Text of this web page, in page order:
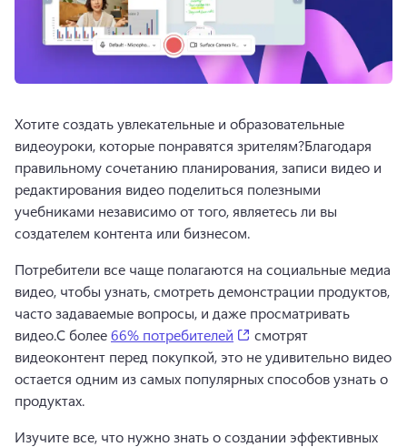
Хотите создать увлекательные и образовательные
видеоуроки, которые понравятся зрителям?Благодаря
правильному сочетанию планирования, записи видео и
редактирования видео поделиться полезными
учебниками независимо от того, являетесь ли вы
создателем контента или бизнесом.
Потребители все чаще полагаются на социальные медиа
видео, чтобы узнать, смотреть демонстрации продуктов,
часто задаваемые вопросы, и даже просматривать
видео.С более 66% потребителей (opens in a new tab)
смотрят
видеоконтент перед покупкой, это не удивительно видео
остается одним из самых популярных способов узнать о
продуктах.
Изучите все, что нужно знать о создании эффективных